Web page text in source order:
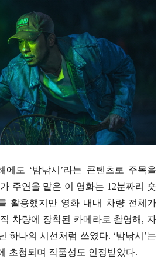
에도 ‘밤낚시’라는 콘텐츠로 주목을
주연을 맡은 이 영화는 12분짜리 숏
활용했지만 영화 내내 차량 전체가
차량에 장착된 카메라로 촬영해, 자
하나의 시선처럼 쓰였다. ‘밤낚시’는
초청되며 작품성도 인정받았다.